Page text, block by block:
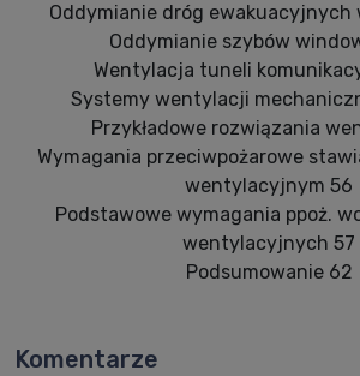
Oddymianie dróg ewakuacyjnych
Oddymianie szybów
Wentylacja tuneli
Systemy wentylacji
Przykładowe rozwiązania
Wymagania przeciwpożarowe
wentylacyjnym 56
Podstawowe wymagania ppoż.
wentylacyjnych 57
Podsumowanie 62
Komentarze